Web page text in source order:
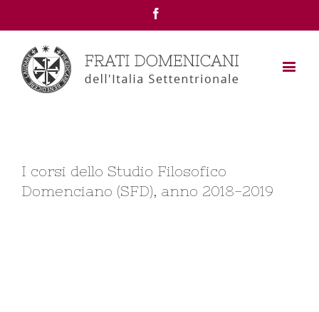
I corsi dello Studio Filosofico
Domenciano (SFD), anno 2018-2019